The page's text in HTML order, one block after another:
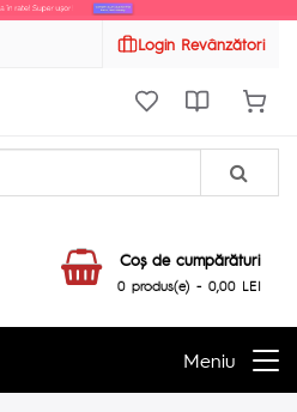
Login Revânzători
Coş de cumpărături
0 produs(e) - 0,00 LEI
Meniu